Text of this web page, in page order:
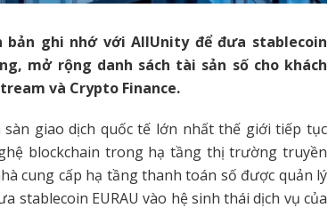
bản ghi nhớ với AllUnity để đưa stablecoin
mở rộng danh sách tài sản số cho khách
và Crypto Finance.
giao dịch quốc tế lớn nhất thế giới tiếp tục
blockchain trong hạ tầng thị trường truyền
cung cấp hạ tầng thanh toán số được quản lý
stablecoin EURAU vào hệ sinh thái dịch vụ của